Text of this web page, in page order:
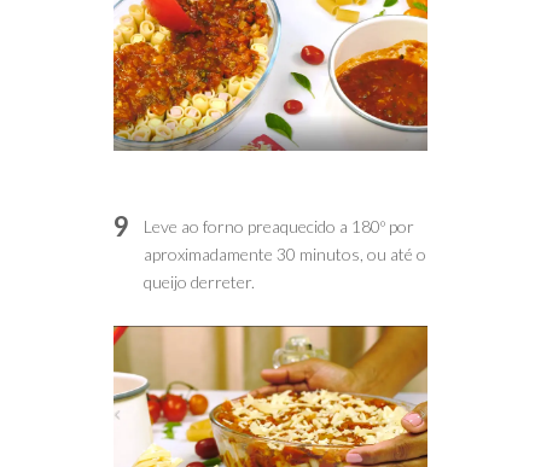
9
Leve ao forno preaquecido a 180º por
aproximadamente 30 minutos, ou até o
queijo derreter.